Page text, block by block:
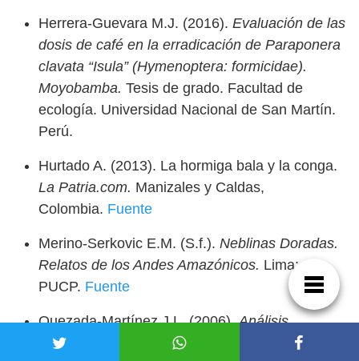
Herrera-Guevara M.J. (2016). Evaluación de las
dosis de café en la erradicación de Paraponera
clavata “Isula” (Hymenoptera: formicidae).
Moyobamba. Tesis de grado. Facultad de
ecología. Universidad Nacional de San Martín.
Perú.
Hurtado A. (2013). La hormiga bala y la conga.
La Patria.com. Manizales y Caldas,
Colombia. Fuente
Merino-Serkovic E.M. (S.f.). Neblinas Doradas.
Relatos de los Andes Amazónicos. Lima:
PUCP. Fuente
Quezada-Martínez J.L. (2006).Análisis
económico de infestaciones de la hormiga de